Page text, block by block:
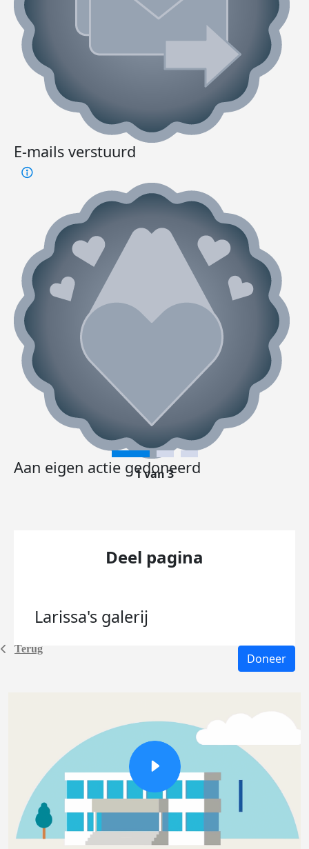
Terug
E-mails verstuurd
Aan eigen actie gedoneerd
1 van 3
Deel pagina
Larissa's galerij
Doneer